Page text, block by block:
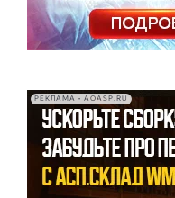
РЕКЛАМА • AOASP.RU